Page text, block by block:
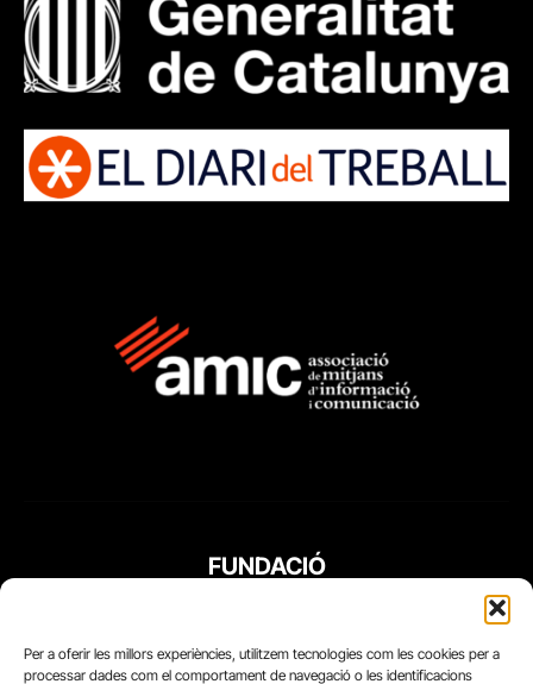
Per a oferir les millors experiències, utilitzem tecnologies com les cookies per a
processar dades com el comportament de navegació o les identificacions
FUNDACIÓ